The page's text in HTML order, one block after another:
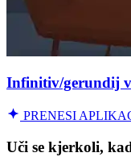
Infinitiv/gerundij
PRENESI
Uči se kjerkoli,